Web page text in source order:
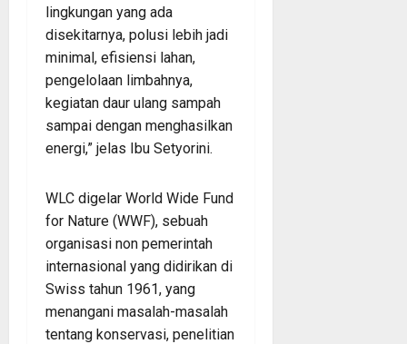
lingkungan yang ada
disekitarnya, polusi lebih jadi
minimal, efisiensi lahan,
pengelolaan limbahnya,
kegiatan daur ulang sampah
sampai dengan menghasilkan
energi,” jelas Ibu Setyorini.
WLC digelar World Wide Fund
for Nature (WWF), sebuah
organisasi non pemerintah
internasional yang didirikan di
Swiss tahun 1961, yang
menangani masalah-masalah
tentang konservasi, penelitian